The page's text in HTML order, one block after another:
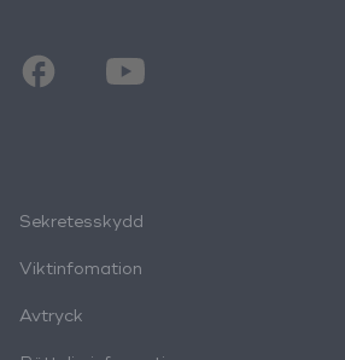
Sekretesskydd
Viktinfomation
Avtryck